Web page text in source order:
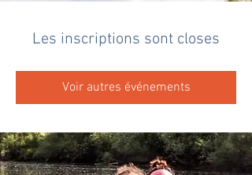
Les inscriptions sont closes
Voir autres événements